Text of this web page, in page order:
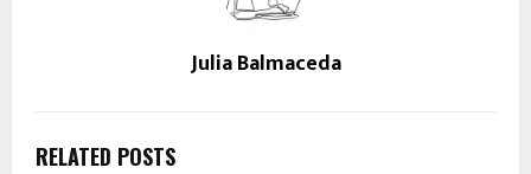
Julia Balmaceda
RELATED POSTS